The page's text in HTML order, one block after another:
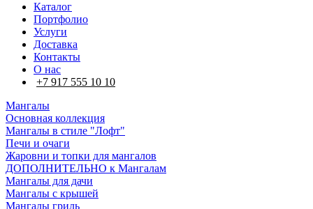
Каталог
Портфолио
Услуги
Доставка
Контакты
О нас
+7 917 555 10 10
Мангалы
Основная коллекция
Мангалы в стиле "Лофт"
Печи и очаги
Жаровни и топки для мангалов
ДОПОЛНИТЕЛЬНО к Мангалам
Мангалы для дачи
Мангалы с крышей
Мангалы гриль